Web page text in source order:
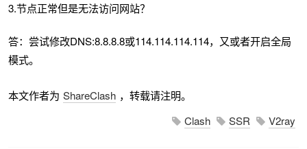
3.节点正常但是无法访问网站？
答：尝试修改DNS:8.8.8.8或114.114.114.114，又或者开启全局
模式。
本文作者为 ShareClash ，转载请注明。
Clash
SSR V2ray